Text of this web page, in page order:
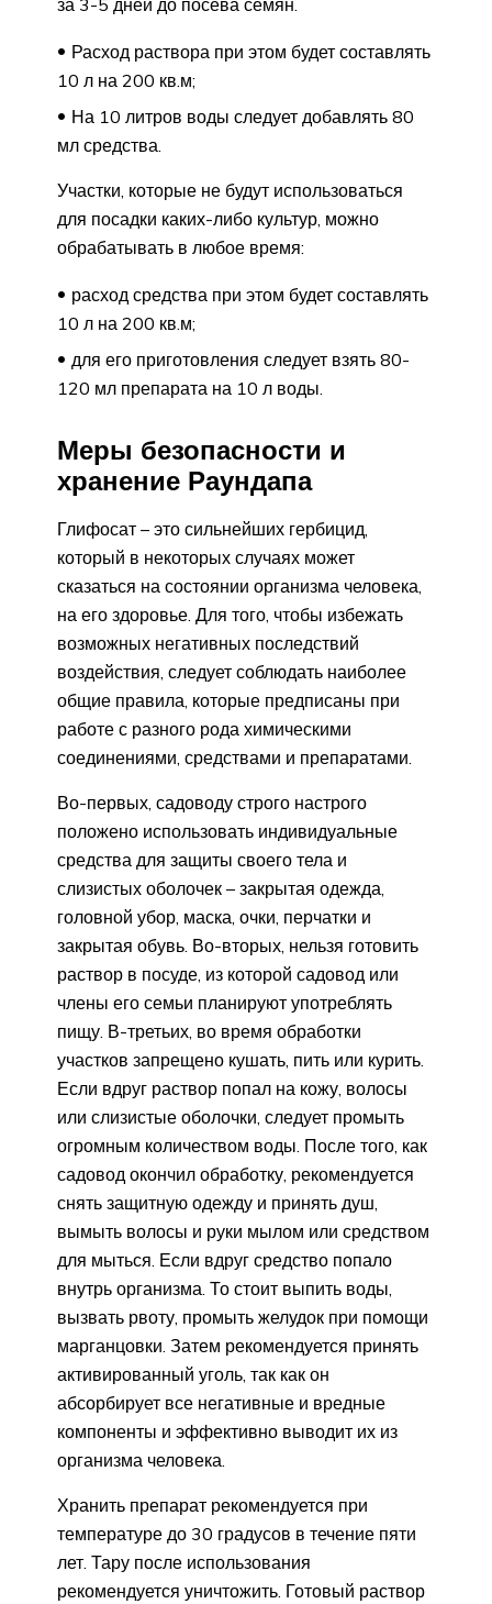
за 3-5 дней до посева семян.
Расход раствора при этом будет составлять
10 л на 200 кв.м;
На 10 литров воды следует добавлять 80
мл средства.
Участки, которые не будут использоваться
для посадки каких-либо культур, можно
обрабатывать в любое время:
расход средства при этом будет составлять
10 л на 200 кв.м;
для его приготовления следует взять 80-
120 мл препарата на 10 л воды.
Меры безопасности и
хранение Раундапа
Глифосат – это сильнейших гербицид,
который в некоторых случаях может
сказаться на состоянии организма человека,
на его здоровье. Для того, чтобы избежать
возможных негативных последствий
воздействия, следует соблюдать наиболее
общие правила, которые предписаны при
работе с разного рода химическими
соединениями, средствами и препаратами.
Во-первых, садоводу строго настрого
положено использовать индивидуальные
средства для защиты своего тела и
слизистых оболочек – закрытая одежда,
головной убор, маска, очки, перчатки и
закрытая обувь. Во-вторых, нельзя готовить
раствор в посуде, из которой садовод или
члены его семьи планируют употреблять
пищу. В-третьих, во время обработки
участков запрещено кушать, пить или курить.
Если вдруг раствор попал на кожу, волосы
или слизистые оболочки, следует промыть
огромным количеством воды. После того, как
садовод окончил обработку, рекомендуется
снять защитную одежду и принять душ,
вымыть волосы и руки мылом или средством
для мыться. Если вдруг средство попало
внутрь организма. То стоит выпить воды,
вызвать рвоту, промыть желудок при помощи
марганцовки. Затем рекомендуется принять
активированный уголь, так как он
абсорбирует все негативные и вредные
компоненты и эффективно выводит их из
организма человека.
Хранить препарат рекомендуется при
температуре до 30 градусов в течение пяти
лет. Тару после использования
рекомендуется уничтожить. Готовый раствор